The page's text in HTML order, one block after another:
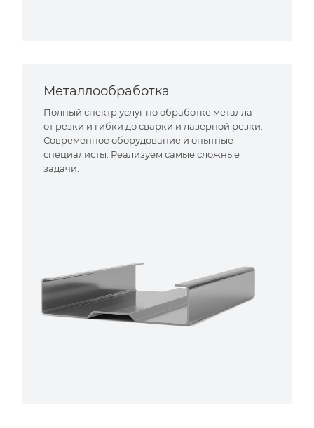
Металлообработка
Полный спектр услуг по обработке металла —
от резки и гибки до сварки и лазерной резки.
Современное оборудование и опытные
специалисты. Реализуем самые сложные
задачи.